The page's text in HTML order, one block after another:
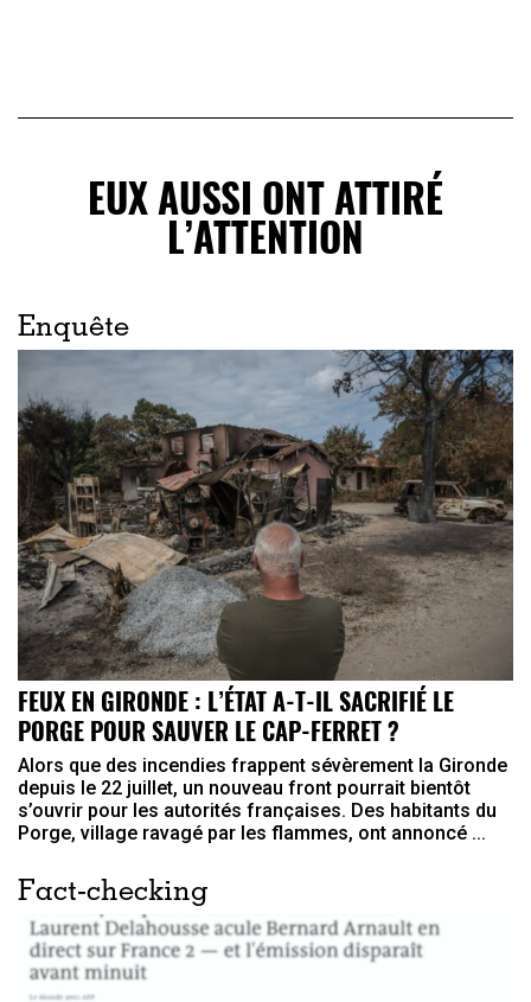
EUX AUSSI ONT ATTIRÉ
L’ATTENTION
Enquête
FEUX EN GIRONDE : L’ÉTAT A-T-IL SACRIFIÉ LE
PORGE POUR SAUVER LE CAP-FERRET ?
Alors que des incendies frappent sévèrement la Gironde
depuis le 22 juillet, un nouveau front pourrait bientôt
s’ouvrir pour les autorités françaises. Des habitants du
Porge, village ravagé par les flammes, ont annoncé ...
Fact-checking